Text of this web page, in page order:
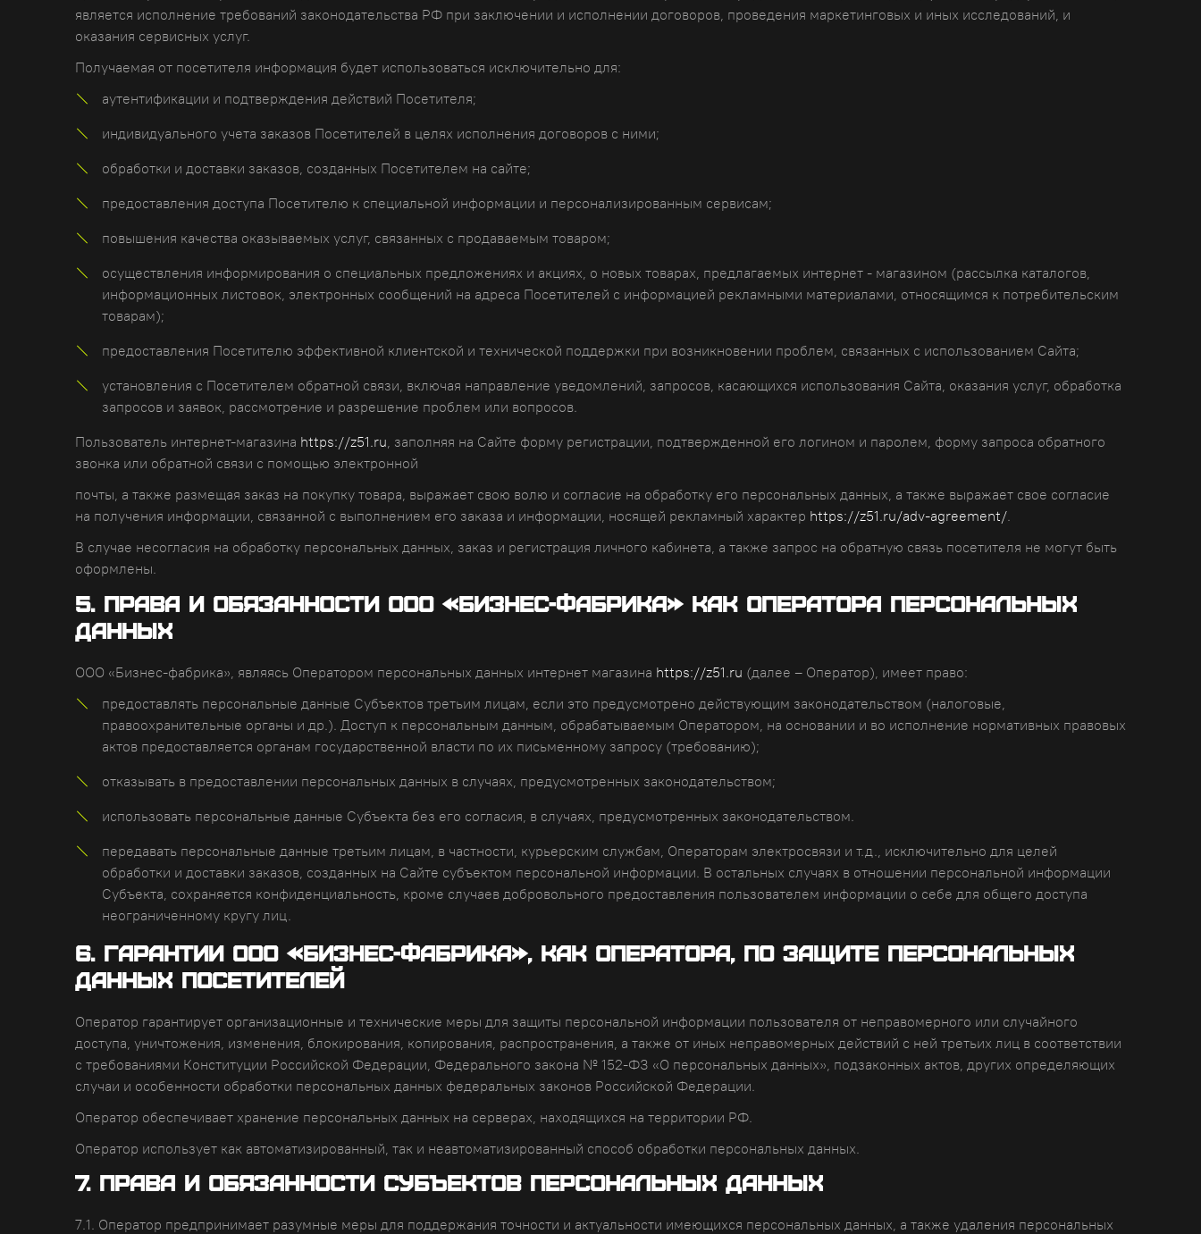
является исполнение требований законодательства РФ при заключении и исполнении договоров, проведения маркетинговых и иных исследований, и
оказания сервисных услуг.
Получаемая от посетителя информация будет использоваться исключительно для:
аутентификации и подтверждения действий Посетителя;
индивидуального учета заказов Посетителей в целях исполнения договоров с ними;
обработки и доставки заказов, созданных Посетителем на сайте;
предоставления доступа Посетителю к специальной информации и персонализированным сервисам;
повышения качества оказываемых услуг, связанных с продаваемым товаром;
осуществления информирования о специальных предложениях и акциях, о новых товарах, предлагаемых интернет - магазином (рассылка каталогов,
информационных листовок, электронных сообщений на адреса Посетителей с информацией рекламными материалами, относящимся к потребительским
товарам);
предоставления Посетителю эффективной клиентской и технической поддержки при возникновении проблем, связанных с использованием Сайта;
установления с Посетителем обратной связи, включая направление уведомлений, запросов, касающихся использования Сайта, оказания услуг, обработка
запросов и заявок, рассмотрение и разрешение проблем или вопросов.
Пользователь интернет-магазина https://z51.ru, заполняя на Сайте форму регистрации, подтвержденной его логином и паролем, форму запроса обратного
звонка или обратной связи с помощью электронной
почты, а также размещая заказ на покупку товара, выражает свою волю и согласие на обработку его персональных данных, а также выражает свое согласие
на получения информации, связанной с выполнением его заказа и информации, носящей рекламный характер https://z51.ru/adv-agreement/.
В случае несогласия на обработку персональных данных, заказ и регистрация личного кабинета, а также запрос на обратную связь посетителя не могут быть
оформлены.
5. Права и обязанности ООО «Бизнес-фабрика» как Оператора персональных
данных
ООО «Бизнес-фабрика», являясь Оператором персональных данных интернет магазина https://z51.ru (далее – Оператор), имеет право:
предоставлять персональные данные Субъектов третьим лицам, если это предусмотрено действующим законодательством (налоговые,
правоохранительные органы и др.). Доступ к персональным данным, обрабатываемым Оператором, на основании и во исполнение нормативных правовых
актов предоставляется органам государственной власти по их письменному запросу (требованию);
отказывать в предоставлении персональных данных в случаях, предусмотренных законодательством;
использовать персональные данные Субъекта без его согласия, в случаях, предусмотренных законодательством.
передавать персональные данные третьим лицам, в частности, курьерским службам, Операторам электросвязи и т.д., исключительно для целей
обработки и доставки заказов, созданных на Сайте субъектом персональной информации. В остальных случаях в отношении персональной информации
Субъекта, сохраняется конфиденциальность, кроме случаев добровольного предоставления пользователем информации о себе для общего доступа
неограниченному кругу лиц.
6. Гарантии ООО «Бизнес-фабрика», как Оператора, по защите персональных
данных посетителей
Оператор гарантирует организационные и технические меры для защиты персональной информации пользователя от неправомерного или случайного
доступа, уничтожения, изменения, блокирования, копирования, распространения, а также от иных неправомерных действий с ней третьих лиц в соответствии
с требованиями Конституции Российской Федерации, Федерального закона № 152-ФЗ «О персональных данных», подзаконных актов, других определяющих
случаи и особенности обработки персональных данных федеральных законов Российской Федерации.
Оператор обеспечивает хранение персональных данных на серверах, находящихся на территории РФ.
Оператор использует как автоматизированный, так и неавтоматизированный способ обработки персональных данных.
7. Права и обязанности Субъектов персональных данных
7.1. Оператор предпринимает разумные меры для поддержания точности и актуальности имеющихся персональных данных, а также удаления персональных